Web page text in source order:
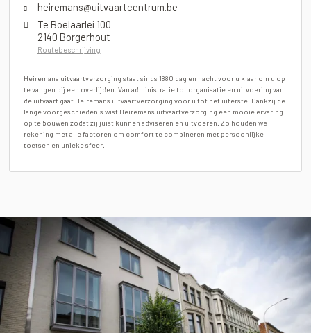
heiremans@uitvaartcentrum.be
Te Boelaarlei 100
2140 Borgerhout
Routebeschrijving
Heiremans uitvaartverzorging staat sinds 1880 dag en nacht voor u klaar om u op
te vangen bij een overlijden. Van administratie tot organisatie en uitvoering van
de uitvaart gaat Heiremans uitvaartverzorging voor u tot het uiterste. Dankzij de
lange voorgeschiedenis wist Heiremans uitvaartverzorging een mooie ervaring
op te bouwen zodat zij juist kunnen adviseren en uitvoeren. Zo houden we
rekening met alle factoren om comfort te combineren met persoonlijke
toetsen en unieke sfeer.